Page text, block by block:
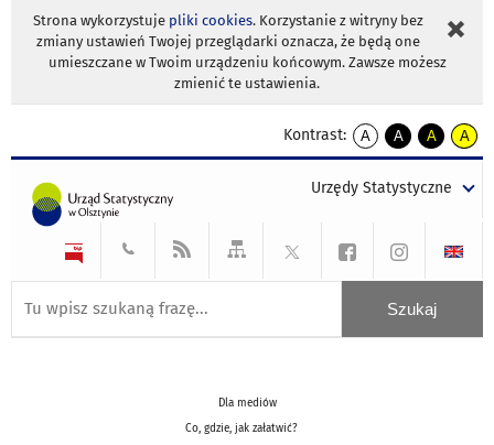
Strona wykorzystuje pliki cookies. Korzystanie z witryny bez
zmiany ustawień Twojej przeglądarki oznacza, że będą one
umieszczane w Twoim urządzeniu końcowym. Zawsze możesz
zmienić te ustawienia.
Kontrast:
A
kontrast
A
kontrast
tekst
czarnym
A
kontrast
tekst
czarnym
A
tekst
żółtym
Urzędy Statystyczne
Dla mediów
Co, gdzie, jak załatwić?